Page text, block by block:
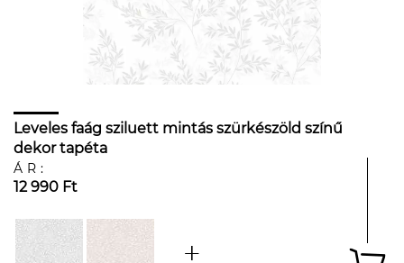
Leveles faág sziluett mintás szürkészöld színű
dekor tapéta
ÁR:
12 990 Ft